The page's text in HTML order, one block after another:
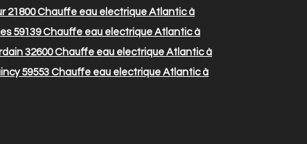
21800Chauffe eau electrique Atlantic à
59139Chauffe eau electrique Atlantic à
32600Chauffe eau electrique Atlantic à
59553 Chauffe eau electrique Atlantic à